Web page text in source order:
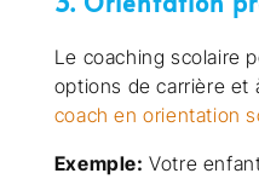
Le coaching scolaire
options de carrière et
coach en orientation
Exemple: Votre